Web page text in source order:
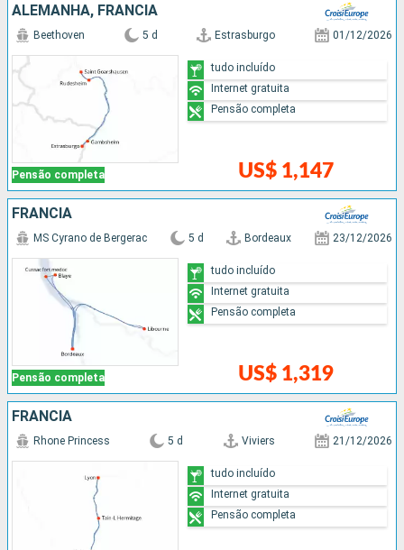
ALEMANHA, FRANCIA
Pensão completa
Beethoven 5 d Estrasburgo 01/12/2026
US$ 1,147
tudo incluído
Internet gratuita
Pensão completa
FRANCIA
Pensão completa
MS Cyrano de Bergerac 5 d Bordeaux 23/12/2026
US$ 1,319
tudo incluído
Internet gratuita
Pensão completa
FRANCIA
Rhone Princess 5 d Viviers 21/12/2026
tudo incluído
Internet gratuita
Pensão completa